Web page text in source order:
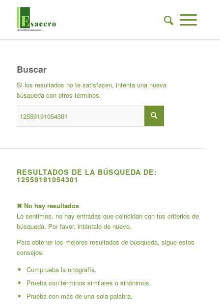
Buscar
Si los resultados no te satisfacen, intenta una nueva
búsqueda con otros términos.
RESULTADOS DE LA BÚSQUEDA DE:
12559191054301
✖ No hay resultados
Lo sentimos, no hay entradas que coincidan con tus criterios de
búsqueda. Por favor, inténtalo de nuevo.
Para obtener los mejores resultados de búsqueda, sigue estos
consejos:
Comprueba la ortografía.
Prueba con términos similares o sinónimos.
Prueba con más de una sola palabra.